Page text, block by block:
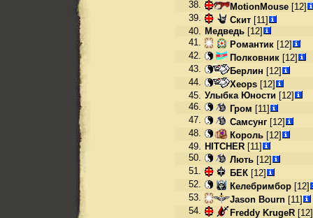
38.
MotionMouse [12]
39.
Скит [11]
40. Медведь [12]
41.
Романтик [12]
42.
Полковник [12]
43.
Берлин [12]
44.
Xeops [12]
45. Улыбка Юности [12]
46.
Гром [11]
47.
Самсунг [12]
48.
Король [12]
49. HITCHER [11]
50.
Лють [12]
51.
БЕК [12]
52.
Келебримбор [12]
53.
Jason Bourn [11]
54.
Freddy KrugeR [12]